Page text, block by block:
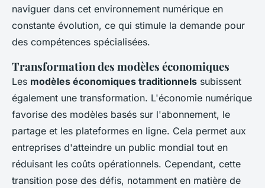
naviguer dans cet environnement numérique en
constante évolution, ce qui stimule la demande pour
des compétences spécialisées.
Transformation des modèles économiques
Les modèles économiques traditionnels subissent
également une transformation. L'économie numérique
favorise des modèles basés sur l'abonnement, le
partage et les plateformes en ligne. Cela permet aux
entreprises d'atteindre un public mondial tout en
réduisant les coûts opérationnels. Cependant, cette
transition pose des défis, notamment en matière de